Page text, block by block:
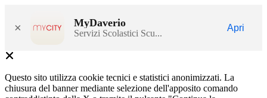
× MyDaverio
Servizi Scolastici Scu...
Apri
Questo sito utilizza cookie tecnici e statistici anonimizzati. La
chiusura del banner mediante selezione dell'apposito comando